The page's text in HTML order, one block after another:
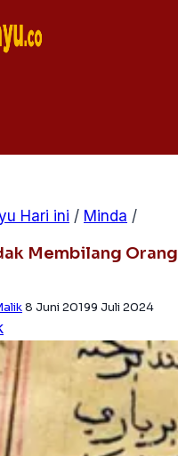
Hari ini / Minda /
Membilang Orang
8 Juni 20199 Juli 2024